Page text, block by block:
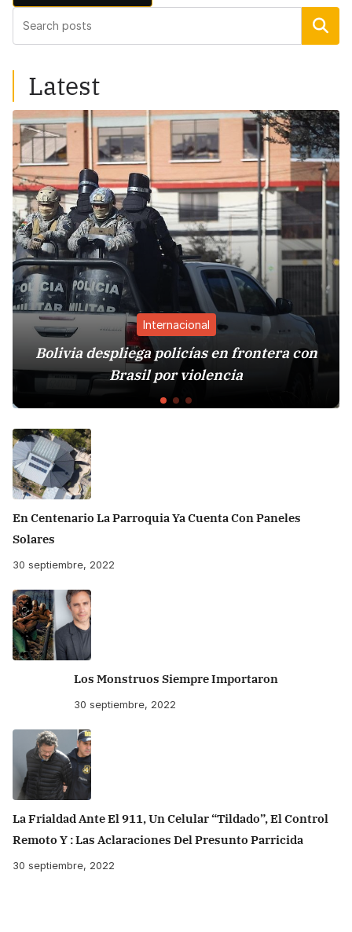
Buscar
Latest
Internacional
despliega policías en frontera con
Brasil por violencia
En Centenario La Parroquia Ya Cuenta Con Paneles
Solares
30 septiembre, 2022
Los Monstruos Siempre Importaron
30 septiembre, 2022
La Frialdad Ante El 911, Un Celular “tildado”, El Control
Remoto Y : Las Aclaraciones Del Presunto Parricida
30 septiembre, 2022